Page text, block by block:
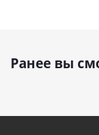
Ранее вы